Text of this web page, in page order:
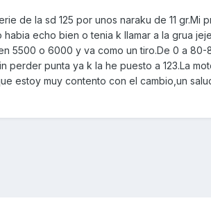
de la sd 125 por unos naraku de 11 gr.Mi
echo bien o tenia k llamar a la grua
5500 o 6000 y va como un tiro.De 0 a 80-
perder punta ya k la he puesto a 123.La
estoy muy contento con el cambio,un